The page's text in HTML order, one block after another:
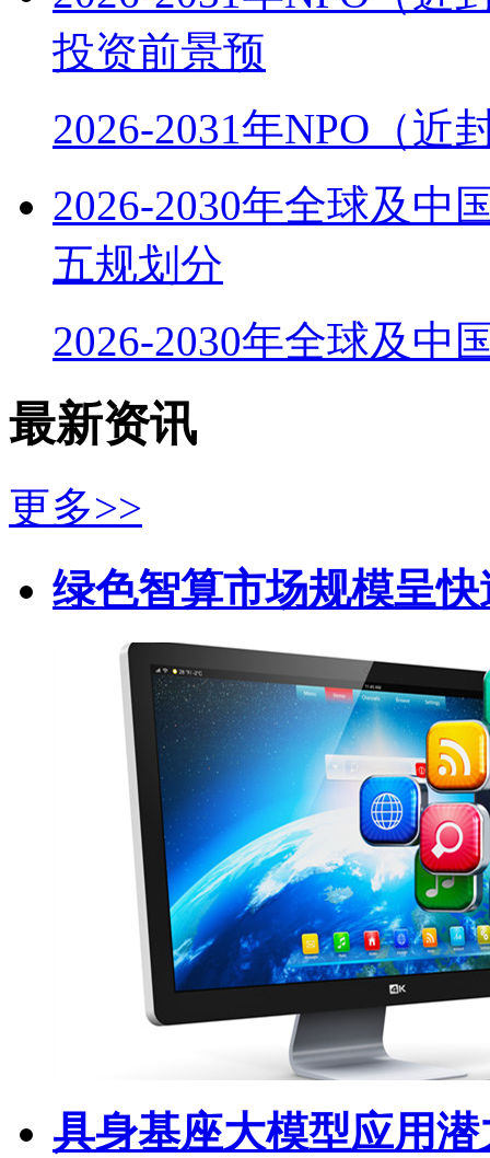
投资前景预
2026-2031年NPO（近
2026-2030年全球及中
五规划分
2026-2030年全球及中
最新资讯
更多>>
绿色智算市场规模呈
具身基座大模型应用